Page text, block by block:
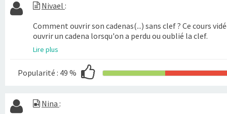
Nivael :
Comment ouvrir son cadenas(...) sans clef ? Ce cours
ouvrir un cadena lorsqu'on a perdu ou oublié la clef.
Lire plus
Popularité : 49 %
Nina :